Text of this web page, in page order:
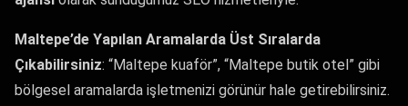
Maltepe’de Yapılan Aramalarda Üst Sıralarda
Çıkabilirsiniz: “Maltepe kuaför”, “Maltepe butik otel” gibi
bölgesel aramalarda işletmenizi görünür hale getirebilirsiniz.